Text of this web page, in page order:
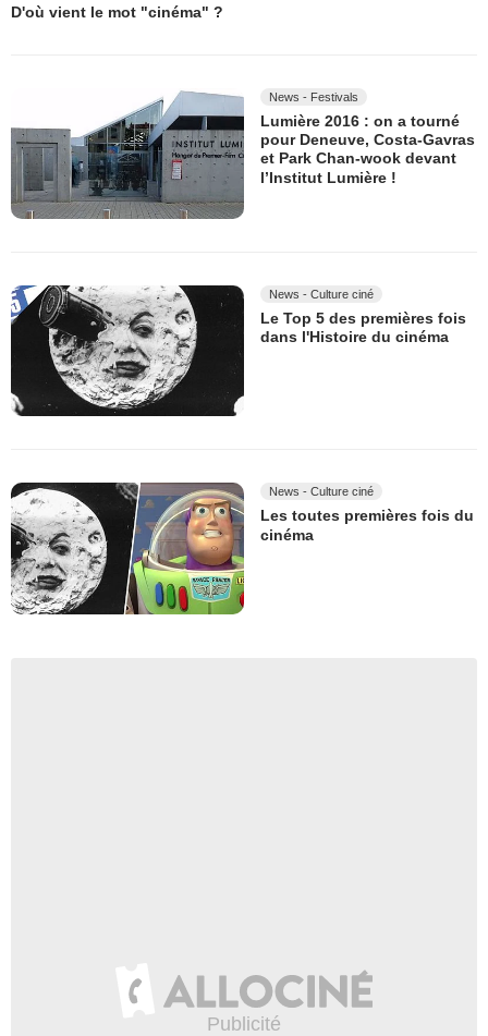
D'où vient le mot "cinéma" ?
News - Festivals
Lumière 2016 : on a tourné
pour Deneuve, Costa-Gavras
et Park Chan-wook devant
l’Institut Lumière !
News - Culture ciné
Le Top 5 des premières fois
dans l'Histoire du cinéma
News - Culture ciné
Les toutes premières fois du
cinéma